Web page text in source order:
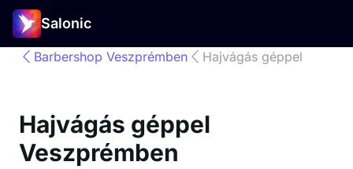
Salonic
Barbershop Veszprémben Hajvágás géppel
Hajvágás géppel
Veszprémben